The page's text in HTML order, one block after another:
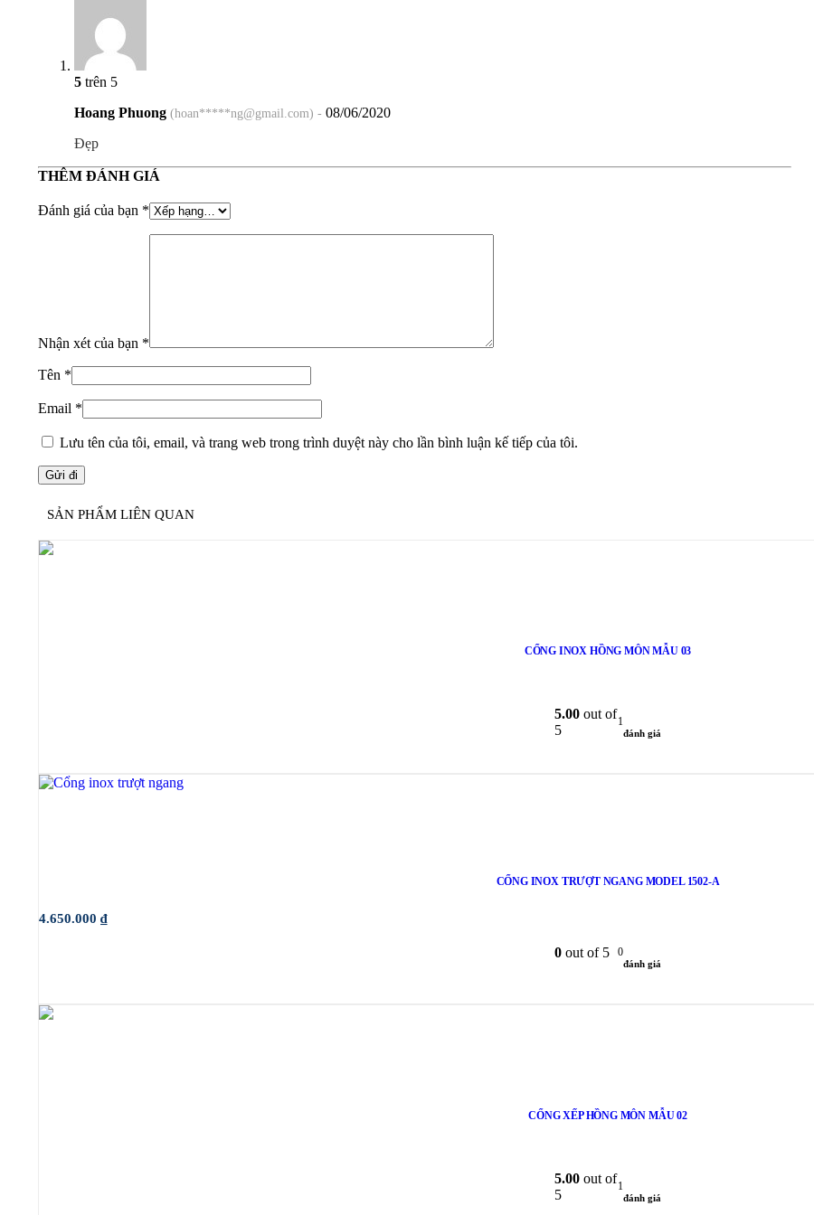
5 trên 5
Hoang Phuong (hoan*****ng@gmail.com) - 08/06/2020
Đẹp
THÊM ĐÁNH GIÁ
Đánh giá của bạn *
Nhận xét của bạn *
Tên *
Email *
Lưu tên của tôi, email, và trang web trong trình duyệt này cho lần bình luận kế tiếp của tôi.
SẢN PHẨM LIÊN QUAN
CỔNG INOX HỒNG MÔN MẪU 03
5.00 out of
5
1
đánh giá
CỔNG INOX TRƯỢT NGANG MODEL 1502-A
4.650.000 ₫
0 out of 5 0
đánh giá
CỔNG XẾP HỒNG MÔN MẪU 02
5.00 out of
5
1
đánh giá